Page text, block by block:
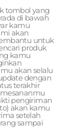
tombol yang
di bawah
kamu
akan
untuk
produk
kamu
akan selalu
dengan
terakhir
pengiriman
akan kamu
setelah
sampai